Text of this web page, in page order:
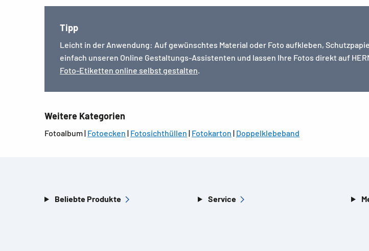
Tipp
Leicht in der Anwendung: Auf gewünschtes Material oder Foto aufkleben,
einfach unseren Online Gestaltungs-Assistenten und lassen Ihre Fotos direkt auf
Foto-Etiketten online selbst gestalten.
Weitere Kategorien
Fotoalbum | Fotoecken | Fotosichthüllen | Fotokarton | Doppelklebeband
Beliebte Produkte Service